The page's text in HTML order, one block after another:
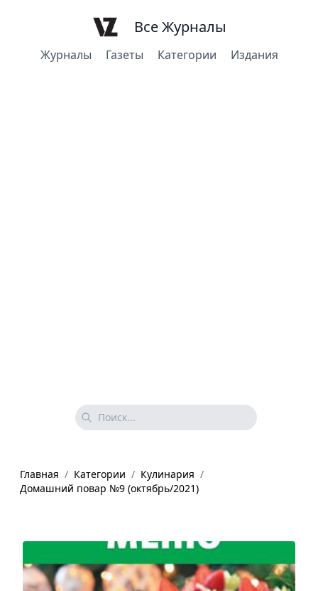
Журналы Газеты Категории Издания
Все Журналы
Главная / Категории / Кулинария /
Домашний повар №9 (октябрь/2021)